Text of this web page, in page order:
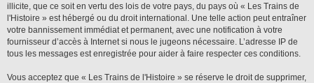
illicite, que ce soit en vertu des lois de votre pays, du pays où « Les Trains de
l'Histoire » est hébergé ou du droit international. Une telle action peut entraîner
votre bannissement immédiat et permanent, avec une notification à votre
fournisseur d’accès à Internet si nous le jugeons nécessaire. L’adresse IP de
tous les messages est enregistrée pour aider à faire respecter ces conditions.
Vous acceptez que « Les Trains de l'Histoire » se réserve le droit de supprimer,